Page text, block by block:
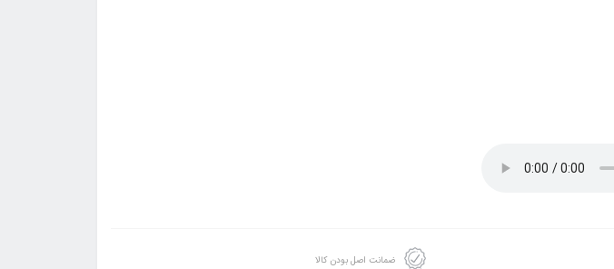
ضمانت اصل بودن کالا